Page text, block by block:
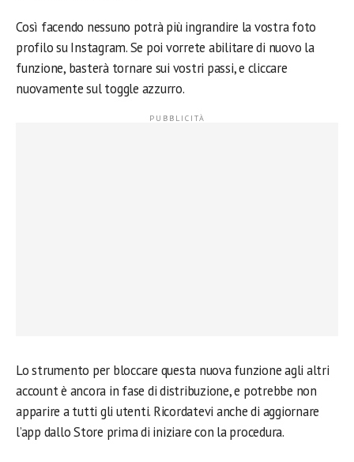
Così facendo nessuno potrà più ingrandire la vostra foto
profilo su Instagram. Se poi vorrete abilitare di nuovo la
funzione, basterà tornare sui vostri passi, e cliccare
nuovamente sul toggle azzurro.
Lo strumento per bloccare questa nuova funzione agli altri
account è ancora in fase di distribuzione, e potrebbe non
apparire a tutti gli utenti. Ricordatevi anche di aggiornare
l’app dallo Store prima di iniziare con la procedura.